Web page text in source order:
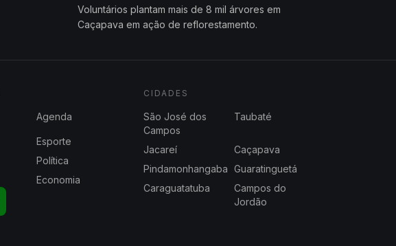
Voluntários plantam mais de 8 mil árvores em
Caçapava em ação de reflorestamento.
Agenda
Esporte
Política
Economia
CIDADES
São José dos
Campos
Taubaté
Jacareí
Caçapava
Pindamonhangaba Guaratinguetá
Caraguatatuba
Campos do
Jordão